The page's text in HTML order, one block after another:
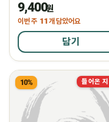
냉장
9,400원
이번 주 11개 담았어요
담기
들어온
10%